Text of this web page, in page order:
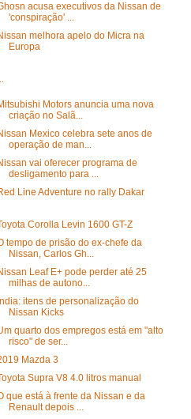
acusa executivos da Nissan de
'conspiração' ...
melhora apelo do Micra na
Europa
Motors anuncia uma nova
criação no Salã...
Mexico celebra sete anos de
operação de man...
vai oferecer programa de
desligamento para ...
Line Adventure no rally Dakar
Corolla Levin 1600 GT-Z
tempo de prisão do ex-chefe da
Nissan, Carlos Gh...
Leaf E+ pode perder até 25
milhas de autono...
itens de personalização do
Nissan Kicks
quarto dos empregos está em "alto
risco" de ser...
Mazda 3
Supra V8 4.0 litros manual
que está à frente da Nissan e da
Renault depois ...